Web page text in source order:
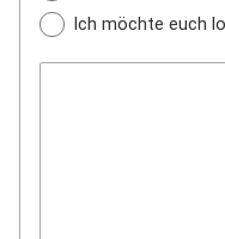
Ich möchte euch